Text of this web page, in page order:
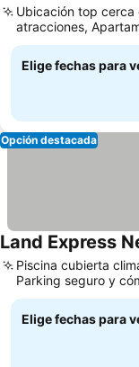
Ubicación top cerca
atracciones,
cocina completa
Elige fechas para
Opción destacada
Land Express
Piscina cubierta
Parking seguro y
hotel
Elige fechas para